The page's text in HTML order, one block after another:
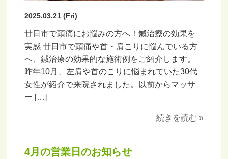
2025.03.21 (Fri)
廿日市で頭痛にお悩みの方へ！鍼治療の効果を
実感 廿日市で頭痛や首・肩こりに悩んでいる方
へ、鍼治療の効果的な施術例をご紹介します。
昨年10月、左肩や首のこりに悩まれていた30代
女性が紹介で来院されました。以前からマッサ
ー […]
続きを読む »
4月の営業日のお知らせ